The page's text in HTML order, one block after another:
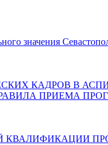
значения
КАДРОВ В
ПРИЕМА
КВАЛИФИКАЦИИ